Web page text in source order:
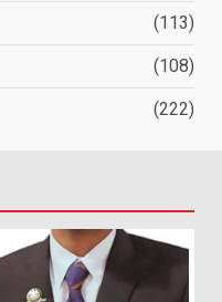
(113)
(108)
(222)